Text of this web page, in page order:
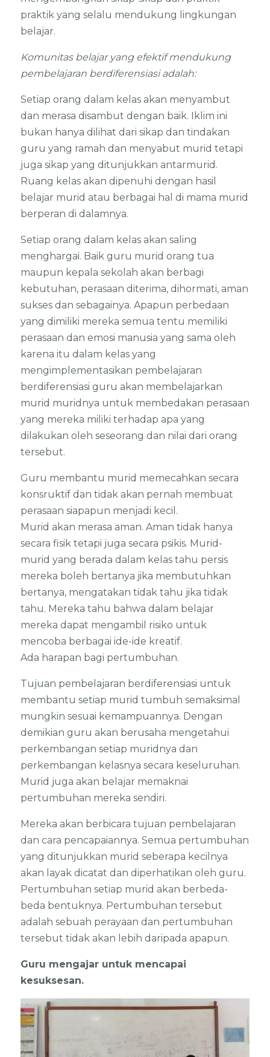
praktik yang selalu mendukung lingkungan
belajar.
Komunitas belajar yang efektif mendukung
pembelajaran berdiferensiasi adalah:
Setiap orang dalam kelas akan menyambut
dan merasa disambut dengan baik. Iklim ini
bukan hanya dilihat dari sikap dan tindakan
guru yang ramah dan menyabut murid tetapi
juga sikap yang ditunjukkan antarmurid.
Ruang kelas akan dipenuhi dengan hasil
belajar murid atau berbagai hal di mama murid
berperan di dalamnya.
Setiap orang dalam kelas akan saling
menghargai. Baik guru murid orang tua
maupun kepala sekolah akan berbagi
kebutuhan, perasaan diterima, dihormati, aman
sukses dan sebagainya. Apapun perbedaan
yang dimiliki mereka semua tentu memiliki
perasaan dan emosi manusia yang sama oleh
karena itu dalam kelas yang
mengimplementasikan pembelajaran
berdiferensiasi guru akan membelajarkan
murid muridnya untuk membedakan perasaan
yang mereka miliki terhadap apa yang
dilakukan oleh seseorang dan nilai dari orang
tersebut.
Guru membantu murid memecahkan secara
konsruktif dan tidak akan pernah membuat
perasaan siapapun menjadi kecil.
Murid akan merasa aman. Aman tidak hanya
secara fisik tetapi juga secara psikis. Murid-
murid yang berada dalam kelas tahu persis
mereka boleh bertanya jika membutuhkan
bertanya, mengatakan tidak tahu jika tidak
tahu. Mereka tahu bahwa dalam belajar
mereka dapat mengambil risiko untuk
mencoba berbagai ide-ide kreatif.
Ada harapan bagi pertumbuhan.
Tujuan pembelajaran berdiferensiasi untuk
membantu setiap murid tumbuh semaksimal
mungkin sesuai kemampuannya. Dengan
demikian guru akan berusaha mengetahui
perkembangan setiap muridnya dan
perkembangan kelasnya secara keseluruhan.
Murid juga akan belajar memaknai
pertumbuhan mereka sendiri.
Mereka akan berbicara tujuan pembelajaran
dan cara pencapaiannya. Semua pertumbuhan
yang ditunjukkan murid seberapa kecilnya
akan layak dicatat dan diperhatikan oleh guru.
Pertumbuhan setiap murid akan berbeda-
beda bentuknya. Pertumbuhan tersebut
adalah sebuah perayaan dan pertumbuhan
tersebut tidak akan lebih daripada apapun.
Guru mengajar untuk mencapai
kesuksesan.